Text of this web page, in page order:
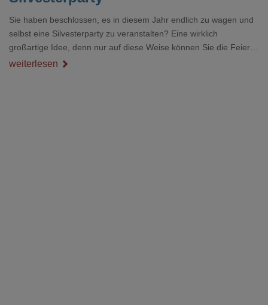
Sie haben beschlossen, es in diesem Jahr endlich zu wagen und
selbst eine Silvesterparty zu veranstalten? Eine wirklich
großartige Idee, denn nur auf diese Weise können Sie die Feier
genau so gestalten, wie Sie es sich wünschen. Egal ob Sie die
weiterlesen